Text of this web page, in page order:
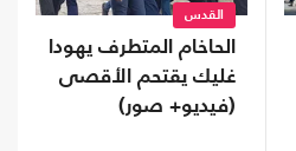
القدس
الحاخام المتطرف يهودا
غليك يقتحم الأقصى
(فيديو+ صور)